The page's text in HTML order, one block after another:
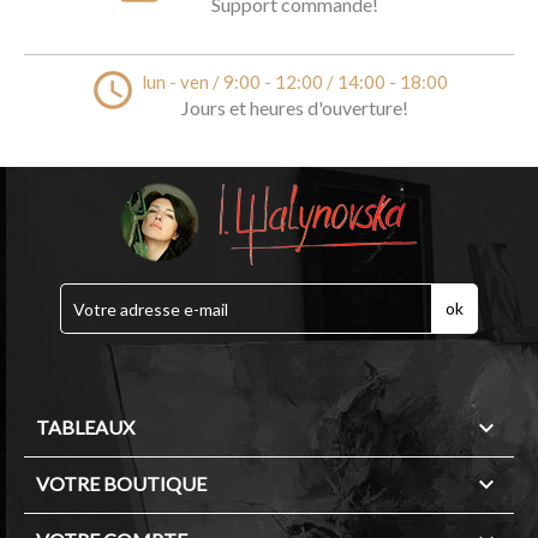
access_time lun - ven / 9:00 - 12:00 / 14:00 - 18:00
Jours et heures d'ouverture!
TABLEAUX 
VOTRE BOUTIQUE 